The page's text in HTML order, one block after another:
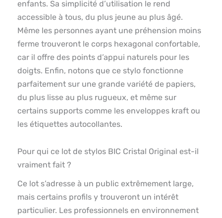
enfants. Sa simplicité d’utilisation le rend
accessible à tous, du plus jeune au plus âgé.
Même les personnes ayant une préhension moins
ferme trouveront le corps hexagonal confortable,
car il offre des points d’appui naturels pour les
doigts. Enfin, notons que ce stylo fonctionne
parfaitement sur une grande variété de papiers,
du plus lisse au plus rugueux, et même sur
certains supports comme les enveloppes kraft ou
les étiquettes autocollantes.
Pour qui ce lot de stylos BIC Cristal Original est-il
vraiment fait ?
Ce lot s’adresse à un public extrêmement large,
mais certains profils y trouveront un intérêt
particulier. Les professionnels en environnement